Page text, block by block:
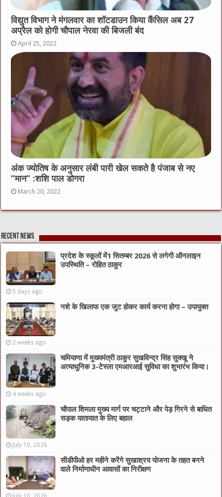
विद्युत विभाग ने मंगलवार का शॉटडाउन किया कैंसिल अब 27
अप्रैल को होगी चौपाल नेरवा की बिजली बंद
April 25, 2022
अंक ज्योतिष के अनुसार लंबी पारी खेल सकते है पंजाब से नए
“मान” :शशि पाल डोगरा
March 20, 2022
Recent News
प्रदेश के स्कूलों में1 सितम्बर 2026 से लगेगी ऑनलाइन
उपस्थिति – रोहित ठाकुर
5 days ago
नशे के खिलाफ एक जुट होकर कार्य करना होगा – उपायुक्त
2 weeks ago
चमियाणा में मुख्यमंत्री ठाकुर सुखविन्द्र सिंह सुक्खू ने
अत्याधुनिक 3-टेस्ला एमआरआई सुविधा का शुभारंभ किया।
4 weeks ago
चौपाल शिमला मुख्य मार्ग पर चट्टाने और पेड़ गिरने से बाधित
सड़क यातायात के लिए बहाल
July 10, 2026
सीडीपीओ हर महीने करेंगे सुखाश्रय योजना के तहत बनने
वाले निर्माणाधीन आवासों का निरीक्षण